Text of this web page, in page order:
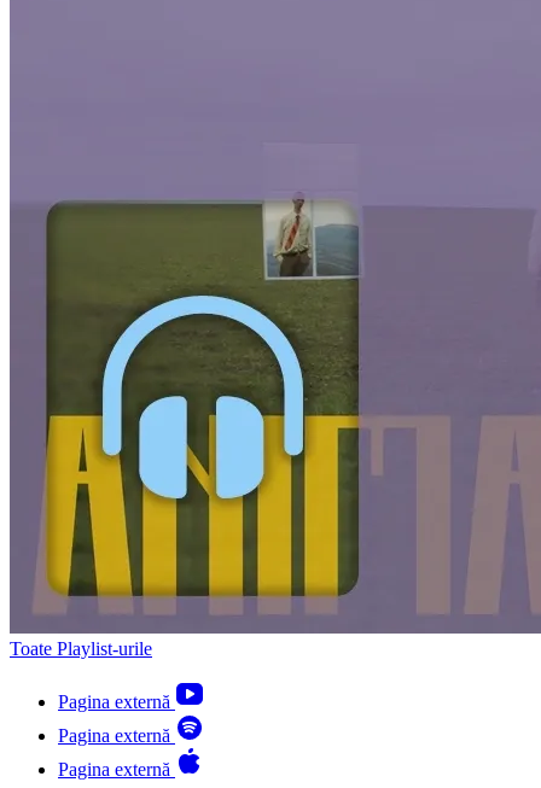
Toate Playlist-urile
Pagina externă
Pagina externă
Pagina externă